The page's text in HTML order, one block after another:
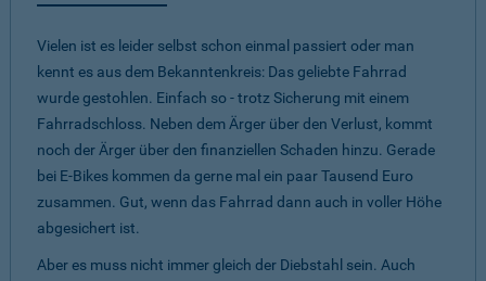
Vielen ist es leider selbst schon einmal passiert oder man
kennt es aus dem Bekanntenkreis: Das geliebte Fahrrad
wurde gestohlen. Einfach so - trotz Sicherung mit einem
Fahrradschloss. Neben dem Ärger über den Verlust, kommt
noch der Ärger über den finanziellen Schaden hinzu. Gerade
bei E-Bikes kommen da gerne mal ein paar Tausend Euro
zusammen. Gut, wenn das Fahrrad dann auch in voller Höhe
abgesichert ist.
Aber es muss nicht immer gleich der Diebstahl sein. Auch